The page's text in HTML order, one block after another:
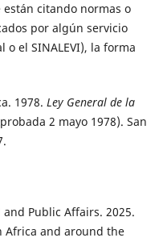
están citando normas o
por algún servicio
el SINALEVI), la forma
1978. Ley General de la
2 mayo 1978). San
Public Affairs. 2025.
Africa and around the